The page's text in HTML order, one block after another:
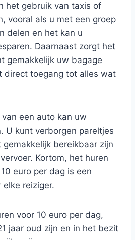
het gebruik van taxis of
vooral als u met een groep
delen en het kan u
Daarnaast zorgt het
gemakkelijk uw bagage
direct toegang tot alles wat
een auto kan uw
. U kunt verborgen pareltjes
bereikbaar zijn
Kortom, het huren
euro per dag is een
elke reiziger.
voor 10 euro per dag,
jaar oud zijn en in het bezit